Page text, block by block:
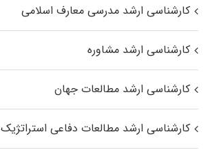
کارشناسی ارشد مدرسی معارف اسلامی
کارشناسی ارشد مشاوره
کارشناسی ارشد مطالعات جهان
کارشناسی ارشد مطالعات دفاعی استراتژیک